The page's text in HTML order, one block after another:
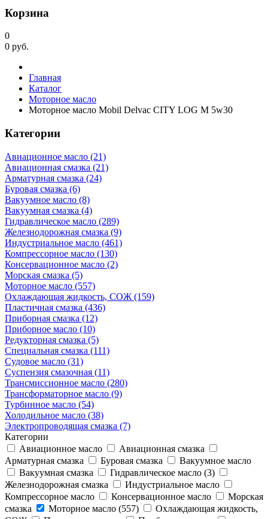
Корзина
0
0 руб.
Главная
Каталог
Моторное масло
Моторное масло Mobil Delvac CITY LOG M 5w30
Категории
Авиационное масло (21)
Авиационная смазка (21)
Арматурная смазка (24)
Буровая смазка (6)
Вакуумное масло (8)
Вакуумная смазка (4)
Гидравлическое масло (289)
Железнодорожная смазка (9)
Индустриальное масло (461)
Компрессорное масло (130)
Консервационное масло (2)
Морская смазка (5)
Моторное масло (557)
Охлаждающая жидкость, СОЖ (159)
Пластичная смазка (436)
Приборная смазка (12)
Приборное масло (10)
Редукторная смазка (5)
Специальная смазка (111)
Судовое масло (31)
Суспензия смазочная (11)
Трансмиссионное масло (280)
Трансформаторное масло (9)
Турбинное масло (54)
Холодильное масло (38)
Электропроводящая смазка (7)
Категории
Авиационное масло
Авиационная смазка
Арматурная смазка
Буровая смазка
Вакуумное масло
Вакуумная смазка
Гидравлическое масло (3)
Железнодорожная смазка
Индустриальное масло
Компрессорное масло
Консервационное масло
Морская
смазка
Моторное масло (557)
Охлаждающая жидкость,